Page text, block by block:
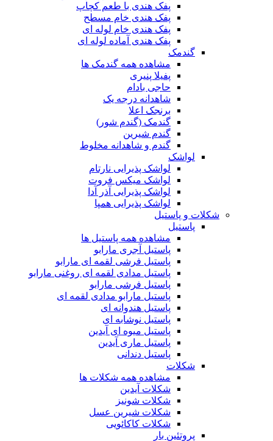
پفک هندی با طعم کچاپ
پفک هندی خام مسطح
پفک هندی خام لوله ای
پفک هندی آماده لوله ای
گندمک
مشاهده همه گندمک ها
پفیلا پنیری
حاجی بادام
شاهدانه درجه یک
برنجک اعلا
گندمک (گندم شور)
گندم شیرین
گندم و شاهدانه مخلوط
لواشک
لواشک پذیرایی نارتام
لواشک میکس فروت
لواشک پذیرایی آذر آدا
لواشک پذیرایی همپا
شکلات و پاستیل
پاستیل
مشاهده همه پاستیل ها
پاستیل آجری مارابو
پاستیل فرشی لقمه ای مارابو
پاستیل مدادی لقمه ای روغنی مارابو
پاستیل فرشی مارابو
پاستیل مارابو مدادی لقمه ای
پاستیل هندوانه ای
پاستیل نوشابه ای
پاستیل میوه ای آیدین
پاستیل ماری آیدین
پاستیل دندانی
شکلات
مشاهده همه شکلات ها
شکلات آیدین
شکلات شونیز
شکلات شیرین عسل
شکلات کاکائویی
پروتئین بار